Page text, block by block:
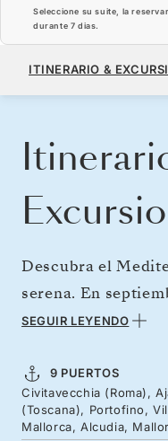
Seleccione su suite, la
durante 7 dias.
ITINERARIO &
Descubra el
serena. En
de Europa están
desde Roma hacia
Córcega y sus
color pastel del
SEGUIR LEYENDO
9 PUERTOS
Civitavecchia (Roma),
(Toscana), Portofino,
Mallorca, Alcudia,